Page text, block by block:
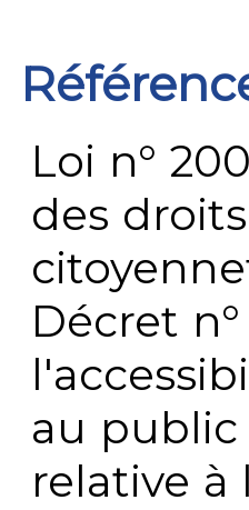
Loi n°
des
Décret
au public
relative